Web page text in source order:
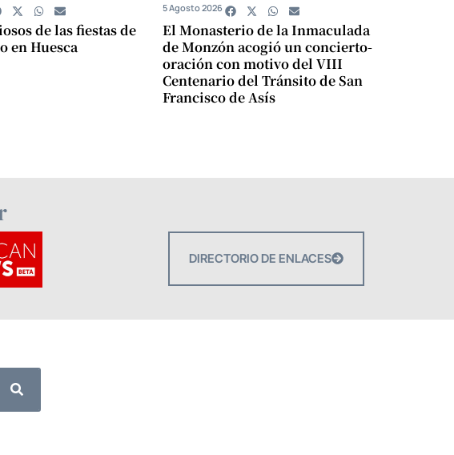
de las fiestas de
en Huesca
El Monasterio de la Inmaculada
de Monzón acogió un concierto-
oración con motivo del VIII
Centenario del Tránsito de San
Francisco de Asís
5 Agosto 2026
DIRECTORIO DE ENLACES